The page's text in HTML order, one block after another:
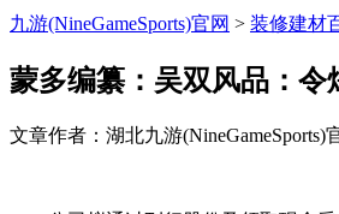
九游(NineGameSports)官网 > 装修建材
蒙多编纂：吴双风品：
文章作者：湖北九游(NineGameSports)